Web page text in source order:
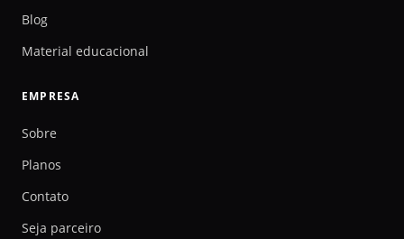
Blog
Material educacional
EMPRESA
Sobre
Planos
Contato
Seja parceiro